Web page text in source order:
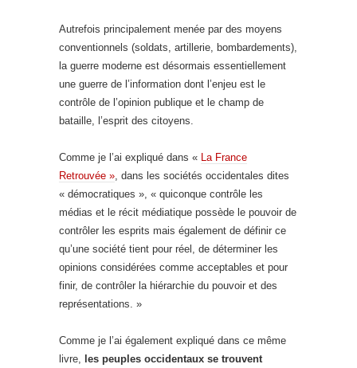
Autrefois principalement menée par des moyens
conventionnels (soldats, artillerie, bombardements),
la guerre moderne est désormais essentiellement
une guerre de l’information dont l’enjeu est le
contrôle de l’opinion publique et le champ de
bataille, l’esprit des citoyens.
Comme je l’ai expliqué dans « La France
Retrouvée », dans les sociétés occidentales dites
« démocratiques », « quiconque contrôle les
médias et le récit médiatique possède le pouvoir de
contrôler les esprits mais également de définir ce
qu’une société tient pour réel, de déterminer les
opinions considérées comme acceptables et pour
finir, de contrôler la hiérarchie du pouvoir et des
représentations. »
Comme je l’ai également expliqué dans ce même
livre, les peuples occidentaux se trouvent